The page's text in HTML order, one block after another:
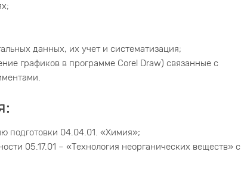
данных, их учет и систематизация;
графиков в программе Corel Draw) связанные с
подготовки 04.04.01. «Химия»;
05.17.01 – «Технология неорганических веществ» с